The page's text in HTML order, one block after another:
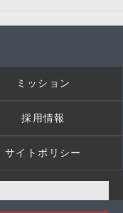
ミッション
採用情報
サイトポリシー